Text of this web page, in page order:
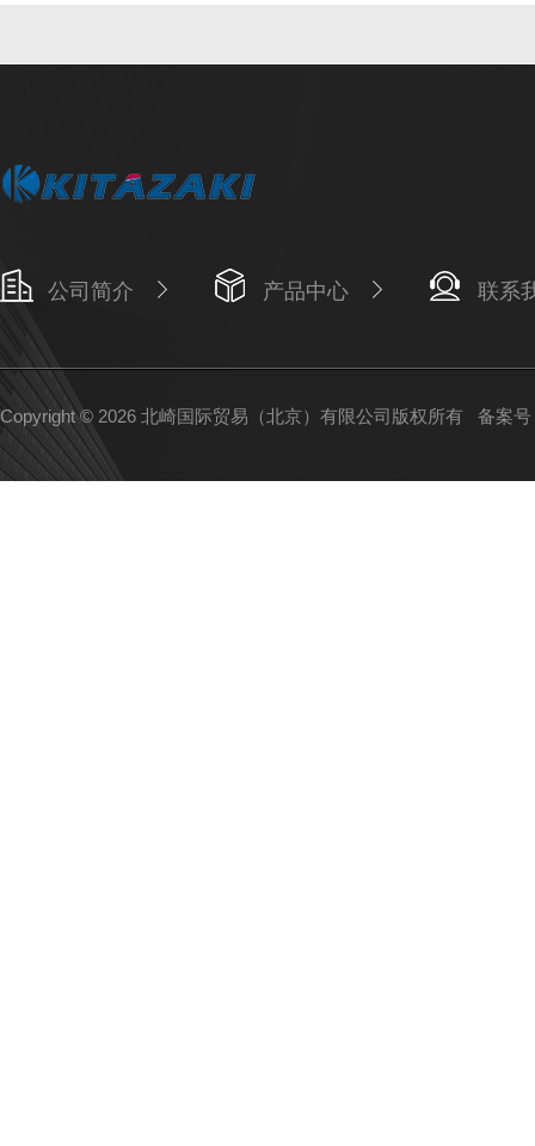
公司简介 产品中心 联系
Copyright © 2026 北崎国际贸易（北京）有限公司版权所有 备案号